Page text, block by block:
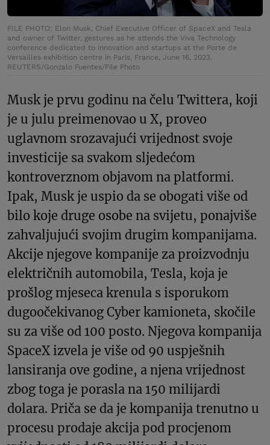
FILE PHOTO: Elon Musk, Chief Executive Officer of SpaceX and Tesla
and owner of Twitter, gestures as he attends the Viva Technology
conference dedicated to innovation and startups at the Porte de
Versailles exhibition centre in Paris, France, June 16, 2023.
REUTERS/Gonzalo Fuentes/File Photo
Musk je prvu godinu na čelu Twittera, koji
je u julu preimenovao u X, proveo
uglavnom srozavajući vrijednost svoje
investicije sa svakom sljedećom
kontroverznom objavom na platformi.
Ipak, Musk je uspio da se obogati više od
bilo koje druge osobe na svijetu, ponajviše
zahvaljujući svojim drugim kompanijama.
Akcije njegove kompanije za proizvodnju
električnih automobila, Tesla, koja je
prošlog mjeseca krenula s isporukom
dugoočekivanog Cyber kamioneta, skočile
su za više od 100 posto. Njegova kompanija
SpaceX izvela je više od 90 uspješnih
lansiranja ove godine, a njena vrijednost
zbog toga je porasla na 150 milijardi
dolara. Priča se da je kompanija trenutno u
procesu prodaje akcija pod procjenom